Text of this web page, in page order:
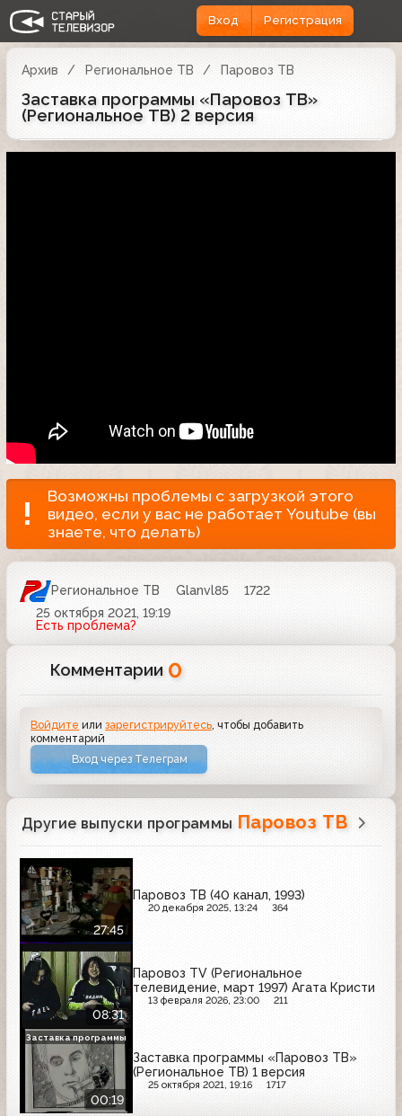
Вход Регистрация
Архив Региональное ТВ Паровоз ТВ
Заставка программы «Паровоз ТВ»
(Региональное ТВ) 2 версия
Возможны проблемы с загрузкой этого
видео, если у вас не работает Youtube (вы
знаете, что делать)
Региональное ТВ Glanvl85
1722
25 октября 2021, 19:19
Есть проблема?
Комментарии 0
Войдите илизарегистрируйтесь , чтобы добавить
комментарий
Вход через Телеграм
Другие выпуски программы Паровоз ТВ
27:45
Паровоз ТВ (40 канал, 1993)
20 декабря 2025, 13:24 364
08:31
Паровоз TV (Региональное
телевидение, март 1997) Агата Кристи
13 февраля 2026, 23:00 211
00:19
Заставка программы «Паровоз ТВ»
(Региональное ТВ) 1 версия
25 октября 2021, 19:16 1717
Заставка программы